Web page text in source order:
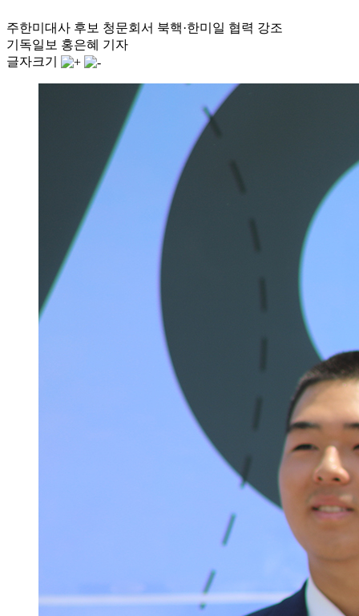
주한미대사 후보 청문회서 북핵·한미일 협력 강조
기독일보 홍은혜 기자
글자크기